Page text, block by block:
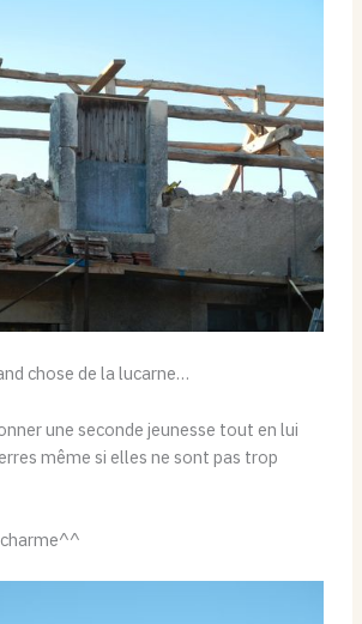
chose de la lucarne…
une seconde jeunesse tout en lui
même si elles ne sont pas trop
charme^^